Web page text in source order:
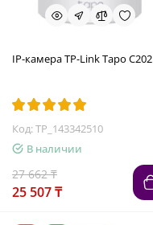
IP-камера TP-Link Tapo C202
Код: TP_143342510
В наличии
27 662 ₸
25 507 ₸